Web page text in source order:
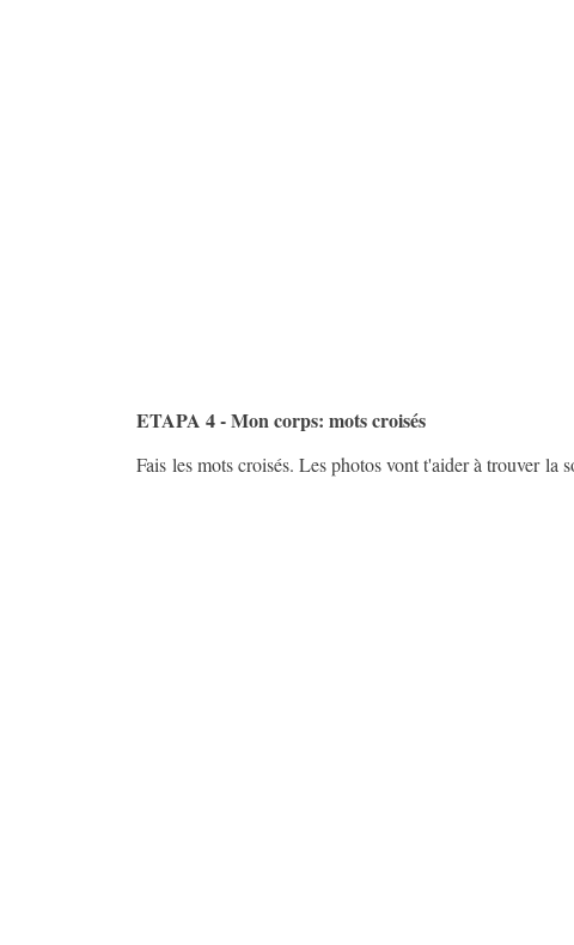
ETAPA 4 - Mon corps: mots croisés
Fais les mots croisés. Les photos vont t'aider à trouver la